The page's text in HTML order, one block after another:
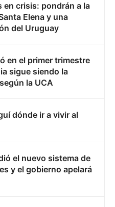
en crisis: pondrán a la
Elena y una
del Uruguay
en el primer trimestre
sigue siendo la
la UCA
dónde ir a vivir al
el nuevo sistema de
y el gobierno apelará